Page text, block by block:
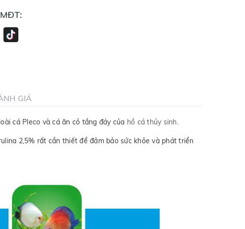
GIÁ
cá Pleco và cá ăn cỏ tầng đáy của hồ cá thủy sinh.
2,5% rất cần thiết để đảm bảo sức khỏe và phát triển